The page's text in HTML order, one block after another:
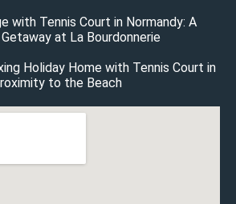
with Tennis Court in Normandy: A
at La Bourdonnerie
Holiday Home with Tennis Court in
to the Beach